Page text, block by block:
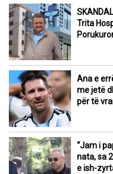
Trita
Ana e
me jetë
për të
“Jam i
nata, sa
e ish-